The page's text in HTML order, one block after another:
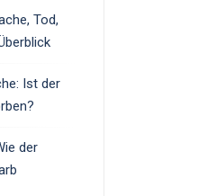
Tod,
Ist der
der